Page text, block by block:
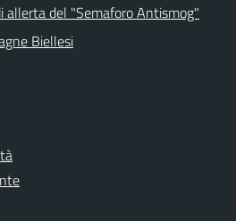
allerta del "Semaforo Antismog"
Biellesi